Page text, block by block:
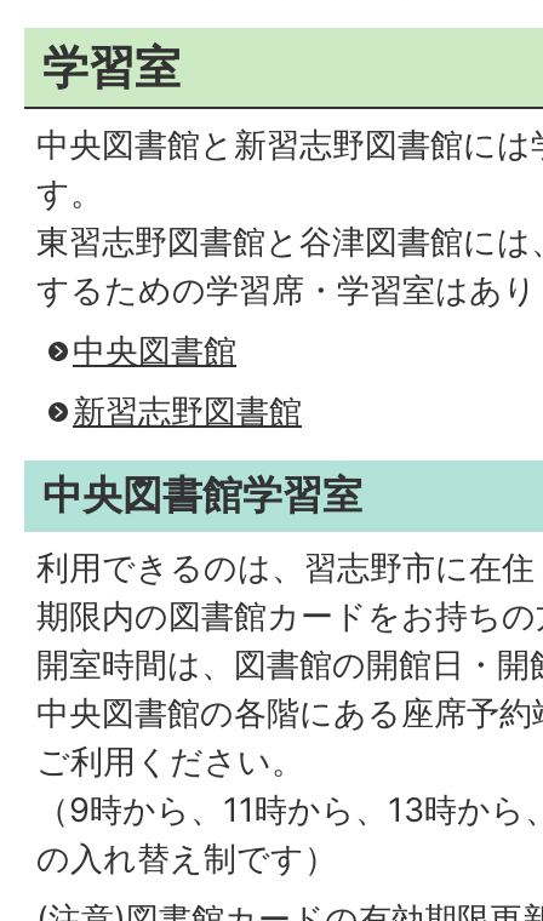
学習室
中央図書館と新習志野図書館に
す。
東習志野図書館と谷津図書館に
するための学習席・学習室はあ
中央図書館
新習志野図書館
中央図書館学習室
利用できるのは、習志野市に在
期限内の図書館カードをお持ち
開室時間は、図書館の開館日・
中央図書館の各階にある座席予
ご利用ください。
（9時から、11時から、13時か
の入れ替え制です）